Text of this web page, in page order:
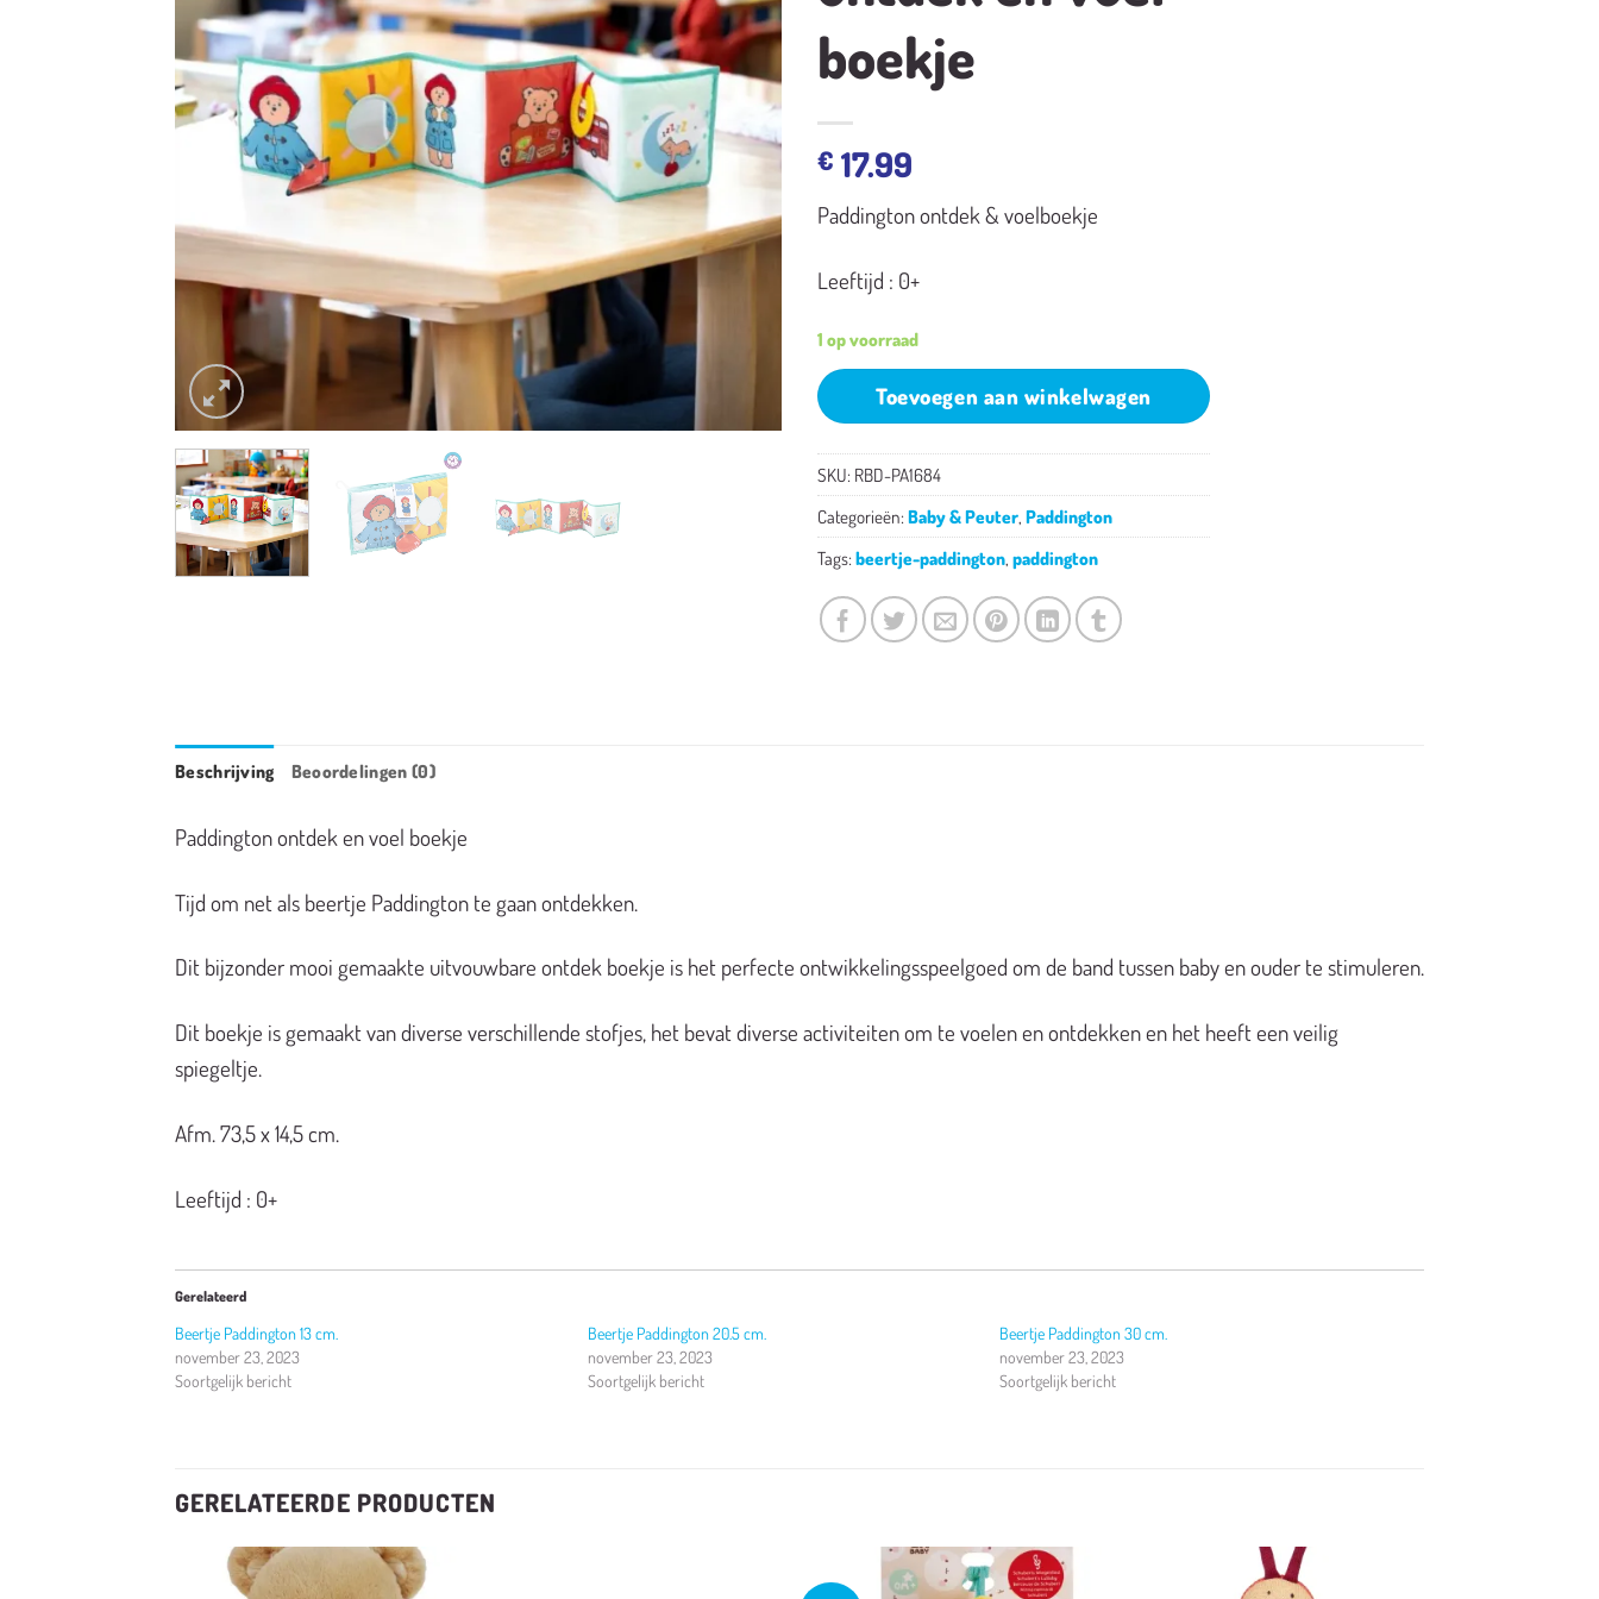
boekje
€ 17.99
Paddington ontdek & voelboekje
Leeftijd : 0+
1 op voorraad
Toevoegen aan winkelwagen
SKU: RBD-PA1684
Categorieën: Baby & Peuter, Paddington
Tags: beertje-paddington, paddington
Beschrijving Beoordelingen (0)
Paddington ontdek en voel boekje
Tijd om net als beertje Paddington te gaan ontdekken.
Dit bijzonder mooi gemaakte uitvouwbare ontdek boekje is het perfecte ontwikkelingsspeelgoed om de band tussen baby en ouder te stimuleren.
Dit boekje is gemaakt van diverse verschillende stofjes, het bevat diverse activiteiten om te voelen en ontdekken en het heeft een veilig
spiegeltje.
Afm. 73,5 x 14,5 cm.
Leeftijd : 0+
Gerelateerd
Beertje Paddington 13 cm.
november 23, 2023
Soortgelijk bericht
Beertje Paddington 20.5 cm.
november 23, 2023
Soortgelijk bericht
Beertje Paddington 30 cm.
november 23, 2023
Soortgelijk bericht
GERELATEERDE PRODUCTEN